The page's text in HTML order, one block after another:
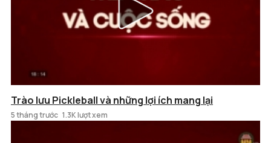
Trào lưu Pickleball và những lợi ích mang lại
5 tháng trước 1.3K lượt xem